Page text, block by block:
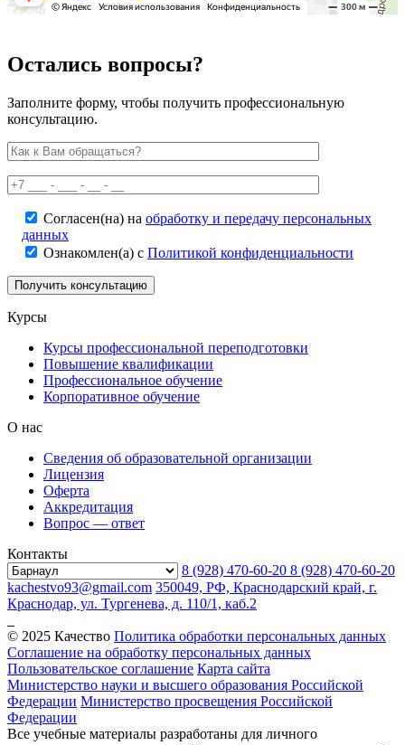
Остались вопросы?
Заполните форму, чтобы получить профессиональную
консультацию.
Согласен(на) на обработку и передачу персональных
данных
Ознакомлен(а) с Политикой конфиденциальности
Курсы
Курсы профессиональной переподготовки
Повышение квалификации
Профессиональное обучение
Корпоративное обучение
О нас
Сведения об образовательной организации
Лицензия
Оферта
Аккредитация
Вопрос — ответ
Контакты
8 (928) 470-60-20 8 (928) 470-60-20
kachestvo93@gmail.com 350049, РФ, Краснодарский край, г.
Краснодар, ул. Тургенева, д. 110/1, каб.2
© 2025 Качество Политика обработки персональных данных
Соглашение на обработку персональных данных
Пользовательское соглашение Карта сайта
Министерство науки и высшего образования Российской
Федерации Министерство просвещения Российской
Федерации
Все учебные материалы разработаны для личного